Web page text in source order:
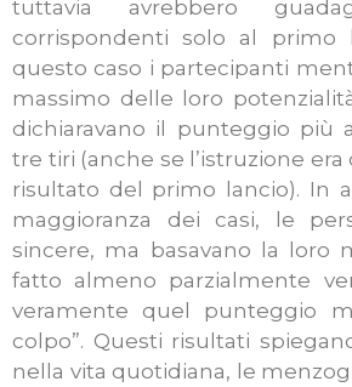
tuttavia avrebbero
corrispondenti solo al primo
questo caso i partecipanti
massimo delle loro
dichiaravano il punteggio più
tre tiri (anche se l’istruzione era
risultato del primo lancio). In
maggioranza dei casi, le
sincere, ma basavano la loro
fatto almeno parzialmente
veramente quel punteggio
colpo”. Questi risultati
nella vita quotidiana, le